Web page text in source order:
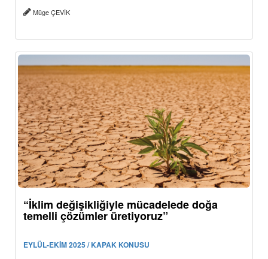
Müge ÇEVİK
“İklim değişikliğiyle mücadelede doğa
temelli çözümler üretiyoruz”
EYLÜL-EKİM 2025 / KAPAK KONUSU